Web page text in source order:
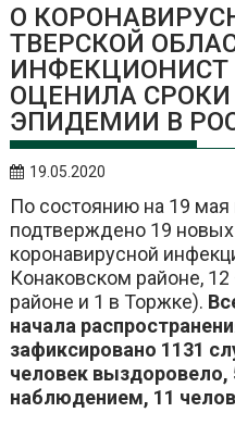
О
ТВЕРСКОЙ
ОЦЕНИЛА
ЭПИДЕМИИ В
19.05.2020
По состоянию на 19 мая
подтверждено 19
коронавирусной
Конаковском районе,
районе и 1 в Торжке).
начала
зафиксировано 1131
человек выздоровело,
наблюдением, 11